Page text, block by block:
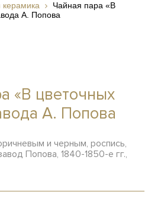
Чайная пара «В
А. Попова
«В цветочных
А. Попова
и черным, роспись,
Попова, 1840-1850-е гг.,